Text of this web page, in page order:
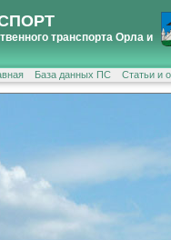
транспорта Орла и
База данных ПС Статьи и